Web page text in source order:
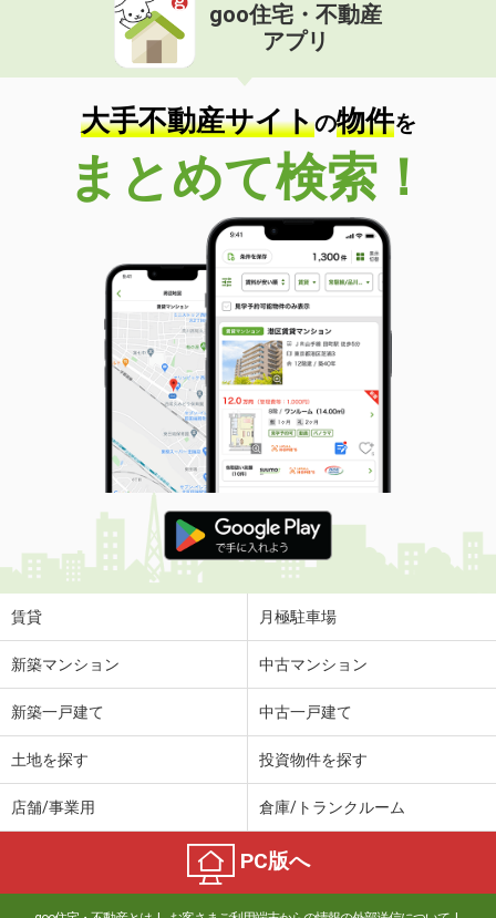
goo住宅・不動産
アプリ
大手不動産サイトの物件を
まとめて検索！
賃貸 月極駐車場
新築マンション 中古マンション
新築一戸建て 中古一戸建て
土地を探す 投資物件を探す
店舗/事業用 倉庫/トランクルーム
PC版へ